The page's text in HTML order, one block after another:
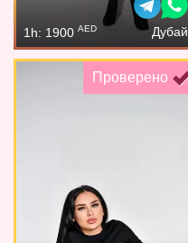
1h: 1900 AED Дубай
Проверено